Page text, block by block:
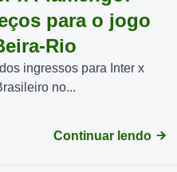
para o jogo
Rio
ingressos para Inter x
no...
Continuar lendo